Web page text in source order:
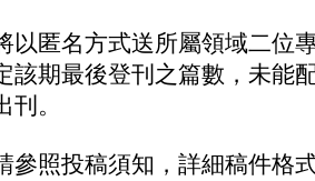
以匿名方式送所屬領域二位
該期最後登刊之篇數，未能
。
參照投稿須知，詳細稿件格